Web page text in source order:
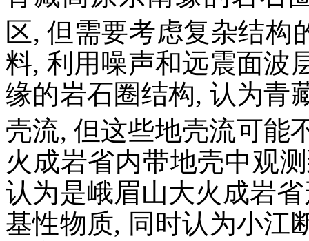
区, 但需要考虑复杂结构
料, 利用噪声和远震面波
缘的岩石圈结构, 认为青
壳流, 但这些地壳流可能
火成岩省内带地壳中观
认为是峨眉山大火成岩
基性物质, 同时认为小江